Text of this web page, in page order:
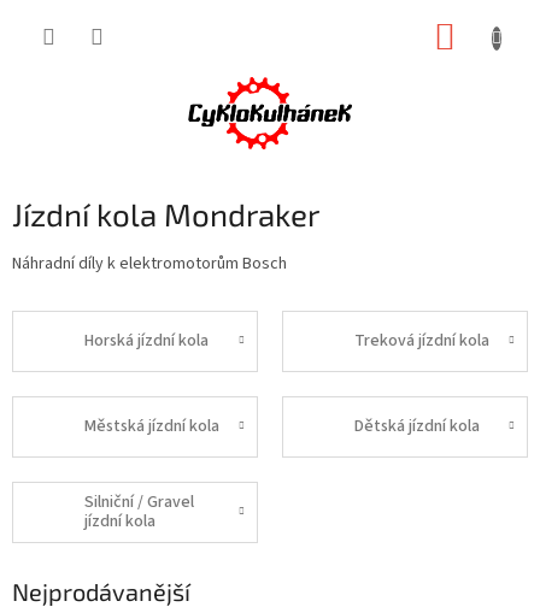
Jízdní kola Mondraker
Náhradní díly k elektromotorům Bosch
Horská jízdní kola Treková jízdní kola
Městská jízdní kola Dětská jízdní kola
Silniční / Gravel
jízdní kola
Nejprodávanější